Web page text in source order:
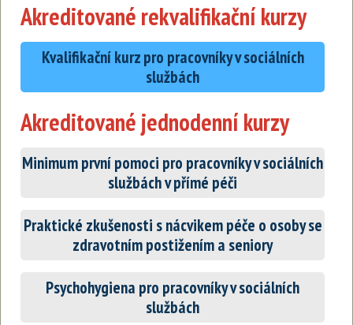
Akreditované rekvalifikační kurzy
Kvalifikační kurz pro pracovníky v sociálních
službách
Akreditované jednodenní kurzy
Minimum první pomoci pro pracovníky v sociálních
službách v přímé péči
Praktické zkušenosti s nácvikem péče o osoby se
zdravotním postižením a seniory
Psychohygiena pro pracovníky v sociálních
službách